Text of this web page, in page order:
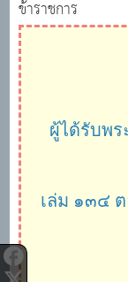
ข้าราชการ
ผู้ได้รับพ
เล่ม ๑๓๔